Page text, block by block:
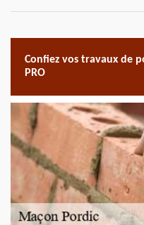
Confiez vos travaux de
PRO